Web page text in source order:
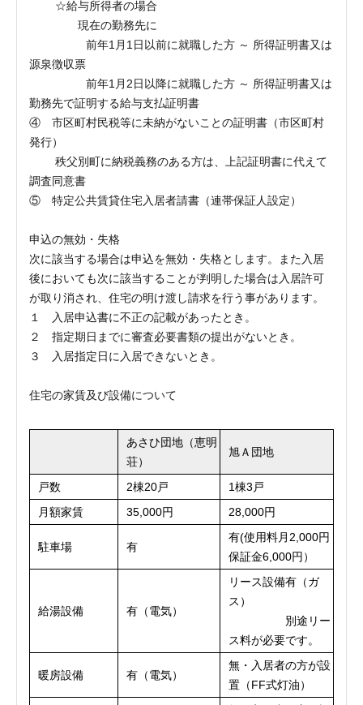
☆給与所得者の場合
現在の勤務先に
前年1月1日以前に就職した方 ～ 所得証明書又は
源泉徴収票
前年1月2日以降に就職した方 ～ 所得証明書又は
勤務先で証明する給与支払証明書
④ 市区町村民税等に未納がないことの証明書（市区町村
発行）
秩父別町に納税義務のある方は、上記証明書に代えて
調査同意書
⑤ 特定公共賃貸住宅入居者請書（連帯保証人設定）
申込の無効・失格
次に該当する場合は申込を無効・失格とします。また入居
後においても次に該当することが判明した場合は入居許可
が取り消され、住宅の明け渡し請求を行う事があります。
１ 入居申込書に不正の記載があったとき。
２ 指定期日までに審査必要書類の提出がないとき。
３ 入居指定日に入居できないとき。
住宅の家賃及び設備について
あさひ団地（恵明
荘）
旭Ａ団地
戸数 2棟20戸
1棟3戸
月額家賃
35,000円 28,000円
駐車場 有
有(使用料月2,000円
保証金6,000円）
給湯設備 有（電気）
リース設備有（ガ
ス）
別途リー
ス料が必要です。
暖房設備 有（電気）
無・入居者の方が設
置（FF式灯油）